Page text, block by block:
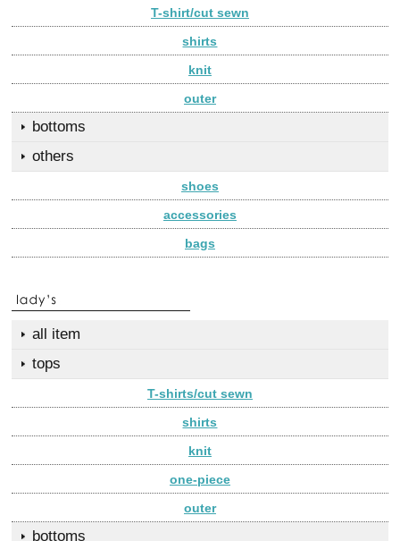
T-shirt/cut sewn
shirts
knit
outer
bottoms
others
shoes
accessories
bags
all item
tops
T-shirts/cut sewn
shirts
knit
one-piece
outer
bottoms